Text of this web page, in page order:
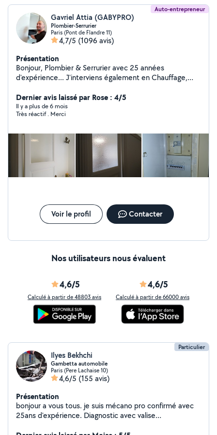
Auto-entrepreneur
Gavriel Attia (GABYPRO)
Plombier-Serrurier
Paris (Pont de Flandre 11)
4,7/5 (1096 avis)
Présentation
Bonjour, Plombier & Serrurier avec 25 années
d'expérience... J'interviens également en Chauffage,
rapide... Je me ferai un plaisir de vous rendre service
mes chers voisins.... Si vous me contactez directement,
merci de me laisser vos coordonnées téléphoniques...
Dernier avis laissé par Rose : 4/5
Il y a plus de 6 mois
Très réactif . Merci
Voir le profil Contacter
Nos utilisateurs nous évaluent
4,6/5
Calculé à partir de 48803 avis
4,6/5
Calculé à partir de 66000 avis
Particulier
Ilyes Bekhchi
Gambetta automobile
Paris (Pere Lachaise 10)
4,6/5 (155 avis)
Présentation
bonjour a vous tous. je suis mécano pro confirmé avec
25ans d'expérience. Diagnostic avec valise